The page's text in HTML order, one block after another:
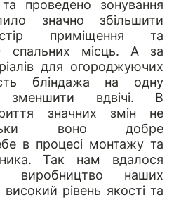
проведено зонування
значно збільшити
приміщення та
спальних місць. А за
для огороджуючих
бліндажа на одну
вдвічі. В
значних змін не
воно добре
в процесі монтажу та
Так нам вдалося
виробництво наших
високий рівень якості та